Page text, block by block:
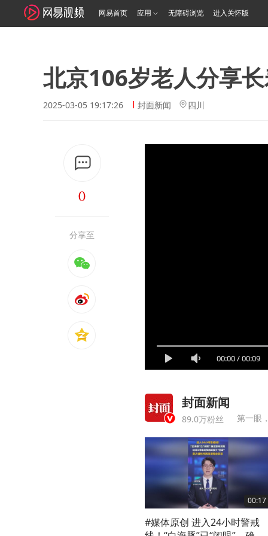
网易首页 应用 无障碍浏览 进入关怀版
北京106岁老人分享
2025-03-05 19:17:26 封面新闻 四川
0
分享至
00:00/00:09
封面新闻
89.0万粉丝
00:17
#媒体原创 进入24小时警戒